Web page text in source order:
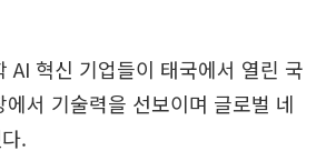
AI 혁신 기업들이 태국에서 열린 국
서 기술력을 선보이며 글로벌 네
.